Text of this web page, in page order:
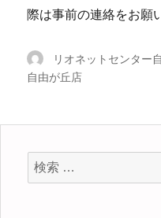
際は事前の連絡をお願
投
稿
リオネットセンター
自由が丘店
検
索